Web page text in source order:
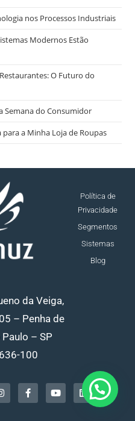
nos Processos Industriais
Modernos Estão
O Futuro do
Semana do Consumidor
a Minha Loja de Roupas
Política de
Privacidade
Segmentos
Sistemas
Blog
da Veiga,
– Penha de
Paulo – SP
100